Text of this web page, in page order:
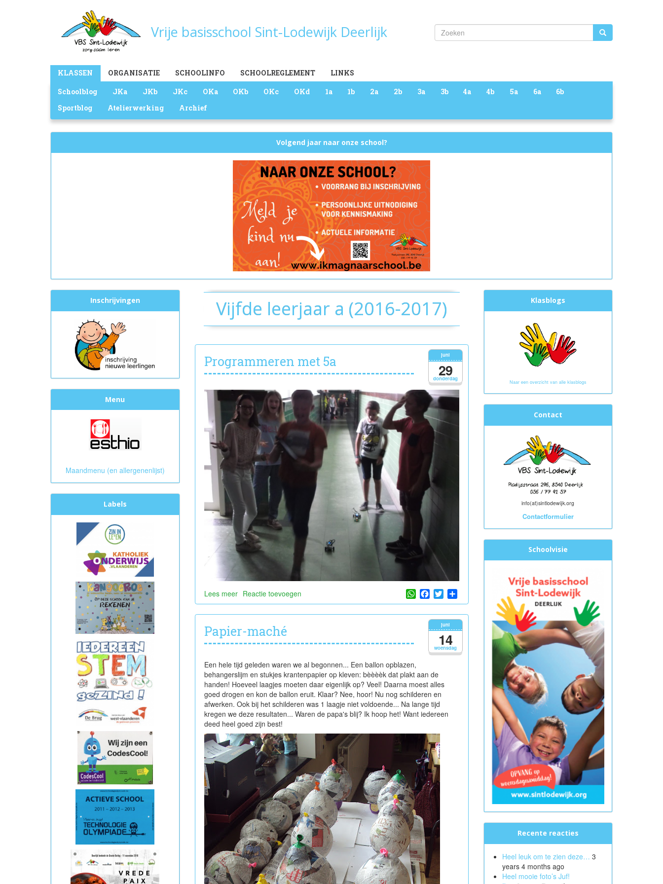
Vrije basisschool Sint-Lodewijk Deerlijk Zoeken
Main
menu
KLASSEN
Schoolblog JKa JKb JKc OKa OKb OKc OKd 1a 1b 2a 2b 3a 3b 4a 4b 5a 6a
6b
Sportblog
Atelierwerking Archief
ORGANISATIE SCHOOLINFO SCHOOLREGLEMENT LINKS
Zoekveld Volgend jaar naar onze school?
Vijfde leerjaar a (2016-2017)
donderdag
juni
29
Programmeren met 5a
Lees meerover
Programmeren
met
Reactie toevoegen WhatsApp
Facebook
TwitterShare
woensdag
juni
14
Papier-maché
Een hele tijd geleden waren we al begonnen... Een ballon opblazen,
behangerslijm en stukjes krantenpapier op kleven: bèèèèk dat plakt aan de
handen! Hoeveel laagjes moeten daar eigenlijk op? Veel! Daarna moest alles
goed drogen en kon de ballon eruit. Klaar? Nee, hoor! Nu nog schilderen en
afwerken. Ook bij het schilderen was 1 laagje niet voldoende... Na lange tijd
kregen we deze resultaten... Waren de papa's blij? Ik hoop het! Want iedereen
deed heel goed zijn best!
Inschrijvingen
Menu
Maandmenu (en allergenenlijst)
Labels
Klasblogs
Naar een overzicht van alle klasblogs
Contact
info(at)sintlodewijk.org
Contactformulier
Schoolvisie
Recente reacties
Heel leuk om te zien deze… 3
years 4 months ago
Heel mooie foto’s Juf!